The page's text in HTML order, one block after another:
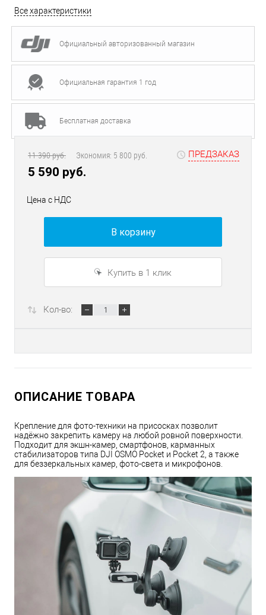
Все характеристики
Официальный авторизованный магазин
Официальная гарантия 1 год
Бесплатная доставка
11 390 руб. Экономия: 5 800 руб.
5 590 руб.
ПРЕДЗАКАЗ
Цена с НДС
В корзину
Купить в 1 клик
Кол-во:
ОПИСАНИЕ ТОВАРА
Крепление для фото-техники на присосках позволит
надёжно закрепить камеру на любой ровной поверхности.
Подходит для экшн-камер, смартфонов, карманных
стабилизаторов типа DJI OSMO Pocket и Pocket 2, а также
для беззеркальных камер, фото-света и микрофонов.